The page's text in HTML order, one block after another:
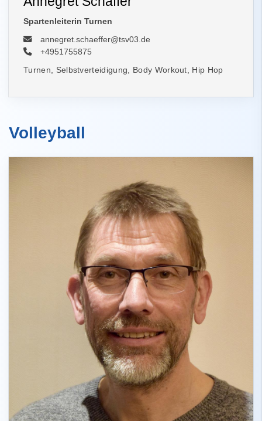
Spartenleiterin Turnen
annegret.schaeffer@tsv03.de
+4951755875
Turnen, Selbstverteidigung, Body Workout, Hip Hop
Volleyball